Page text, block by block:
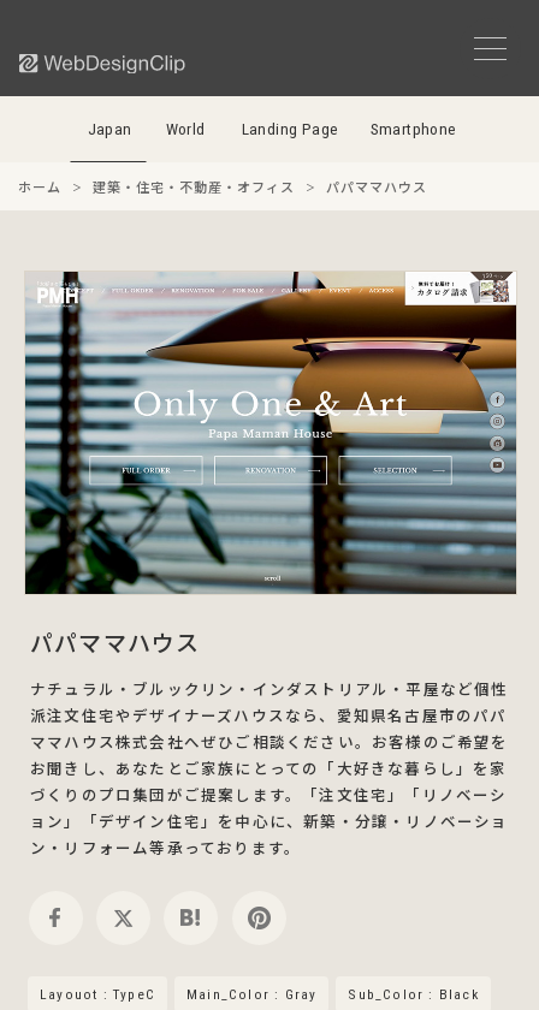
Japan World Landing Page Smartphone
ホーム 建築・住宅・不動産・オフィス パパママハウス
パパママハウス
ナチュラル・ブルックリン・インダストリアル・平屋など個性
派注文住宅やデザイナーズハウスなら、愛知県名古屋市のパパ
ママハウス株式会社へぜひご相談ください。お客様のご希望を
お聞きし、あなたとご家族にとっての「大好きな暮らし」を家
づくりのプロ集団がご提案します。「注文住宅」「リノベーシ
ョン」「デザイン住宅」を中心に、新築・分譲・リノベーショ
ン・リフォーム等承っております。
Layouot : TypeC Main_Color : Gray Sub_Color : Black